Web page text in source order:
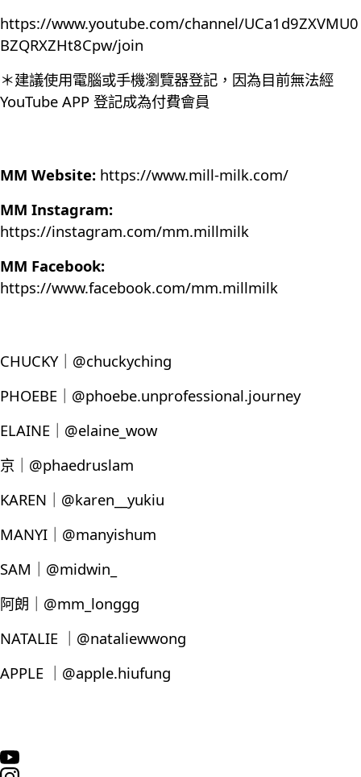
https://www.youtube.com/channel/UCa1d9ZXVMU0
BZQRXZHt8Cpw/join
＊建議使用電腦或手機瀏覽器登記，因為目前無法經
YouTube APP 登記成為付費會員
MM Website: https://www.mill-milk.com/
MM Instagram:
https://instagram.com/mm.millmilk
MM Facebook:
https://www.facebook.com/mm.millmilk
CHUCKY｜@chuckyching
PHOEBE｜@phoebe.unprofessional.journey
ELAINE｜@elaine_wow
京｜@phaedruslam
KAREN｜@karen__yukiu
MANYI｜@manyishum
SAM｜@midwin_
阿朗｜@mm_longgg
NATALIE ｜@nataliewwong
APPLE ｜@apple.hiufung